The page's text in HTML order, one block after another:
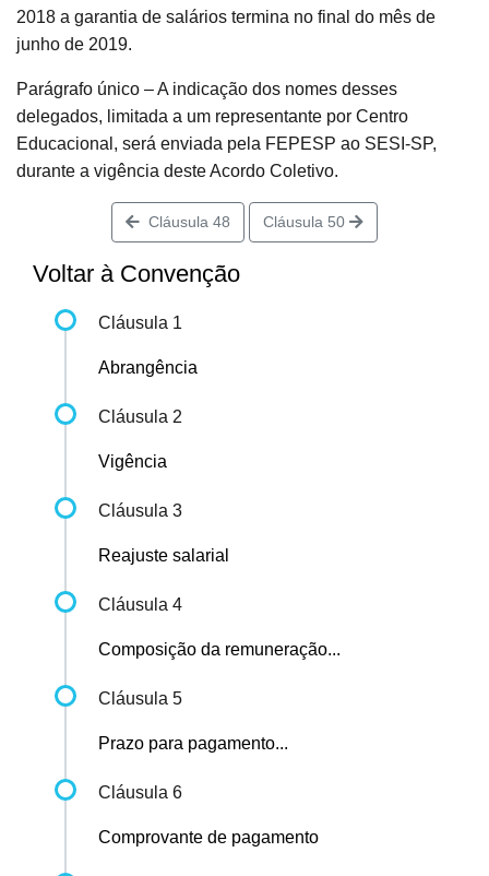
2018 a garantia de salários termina no final do mês de
junho de 2019.
Parágrafo único – A indicação dos nomes desses
delegados, limitada a um representante por Centro
Educacional, será enviada pela FEPESP ao SESI-SP,
durante a vigência deste Acordo Coletivo.
Cláusula 48 Cláusula 50
Voltar à Convenção
Cláusula 1
Abrangência
Cláusula 2
Vigência
Cláusula 3
Reajuste salarial
Cláusula 4
Composição da remuneração...
Cláusula 5
Prazo para pagamento...
Cláusula 6
Comprovante de pagamento